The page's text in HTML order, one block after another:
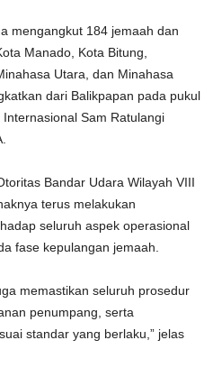
mengangkut 184 jemaah dan
Manado, Kota Bitung,
Utara, dan Minahasa
dari Balikpapan pada pukul
Sam Ratulangi
Bandar Udara Wilayah VIII
terus melakukan
seluruh aspek operasional
fase kepulangan jemaah.
memastikan seluruh prosedur
penumpang, serta
standar yang berlaku,” jelas